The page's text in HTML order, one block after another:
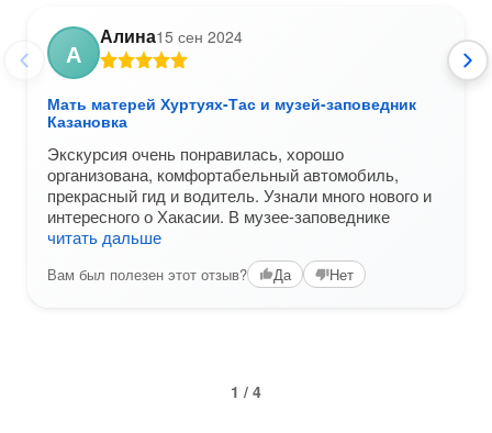
А
Алина15 сен 2024
Мать матерей Хуртуях-Тас и музей-заповедник
Казановка
Экскурсия очень понравилась, хорошо
организована, комфортабельный автомобиль,
прекрасный гид и водитель. Узнали много нового и
интересного о Хакасии. В музее-заповеднике
читать дальше
Вам был полезен этот отзыв? Да Нет
1 / 4